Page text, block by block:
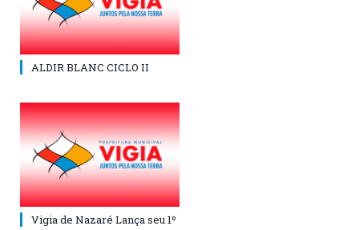
ALDIR BLANC CICLO II
Vigia de Nazaré Lança seu 1º